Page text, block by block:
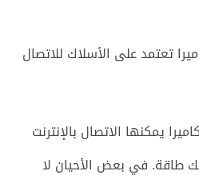
تعتمد على الأسلاك للاتصال
يمكنها الاتصال بالإنترنت
طاقة. في بعض الأحيان لا